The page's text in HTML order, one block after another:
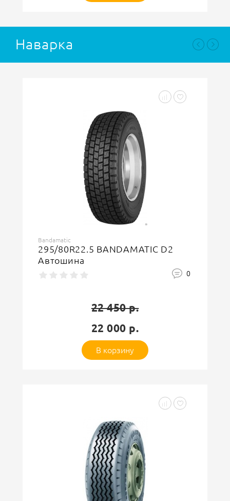
Наварка
Goodnord
315/70R22.5 GoodNord Vipal
VT115 TL Автошина
21 350 р.
20 900 р.
В корзину